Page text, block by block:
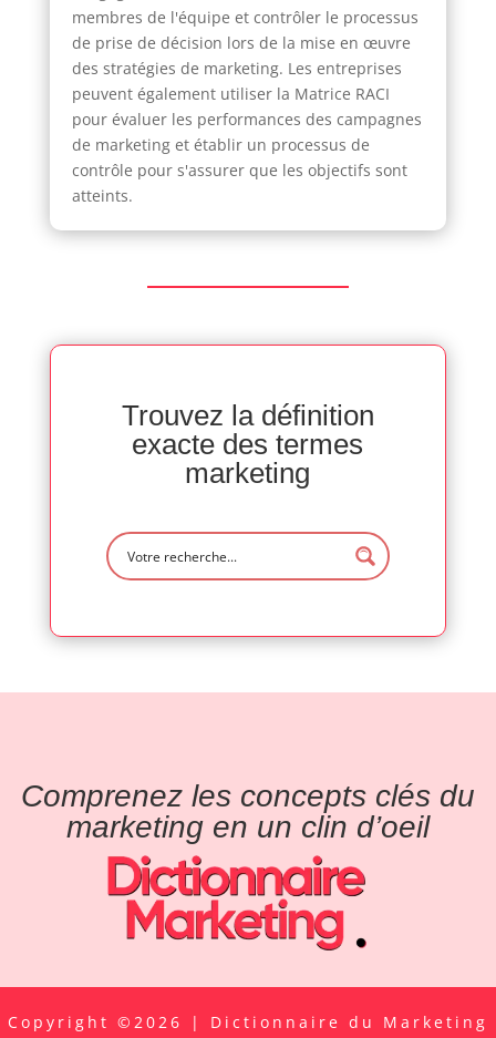
membres de l'équipe et contrôler le processus
de prise de décision lors de la mise en œuvre
des stratégies de marketing. Les entreprises
peuvent également utiliser la Matrice RACI
pour évaluer les performances des campagnes
de marketing et établir un processus de
contrôle pour s'assurer que les objectifs sont
atteints.
Trouvez la définition
exacte des termes
marketing
Comprenez les concepts clés du
marketing en un clin d’oeil
Copyright ©2026 | Dictionnaire du Marketing